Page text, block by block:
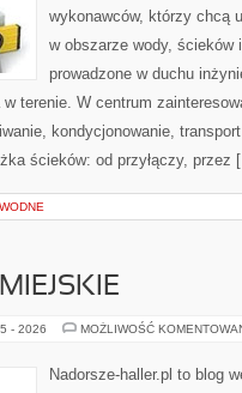
wykonawców, którzy chcą
w obszarze wody, ścieków
prowadzone w duchu
terenie. W centrum
kondycjonowanie,
ścieków: od przyłączy,
- 2026 MOŻLIWOŚĆ
Nadorsze-haller.pl to blog